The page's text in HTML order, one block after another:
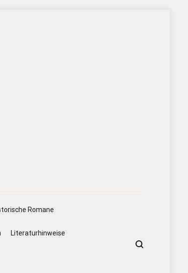
Romane
Literaturhinweise